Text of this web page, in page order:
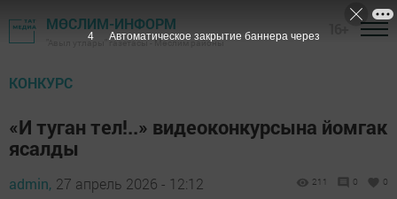
МӨСЛИМ-ИНФОРМ
"Авыл утлары" газетасы - Мөслим районы
КОНКУРС
«И туган тел!..» видеоконкурсына йомгак
ясалды
admin, 27 апрель 2026 - 12:12 211 0 0
2 Автоматическое закрытие баннера через